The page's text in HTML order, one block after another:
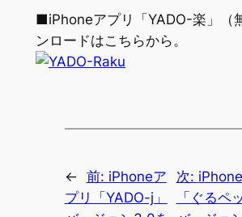
■iPhoneアプリ「YADO-楽」（
ンロードはこちらから。
← 前: iPhoneア
プリ「YADO-j」
次:
「ぐるペ